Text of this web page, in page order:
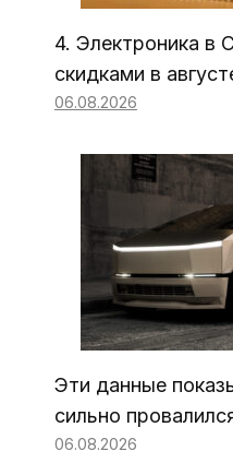
4. Электроника в
скидками в
06.08.2026
Эти данные
сильно
06.08.2026